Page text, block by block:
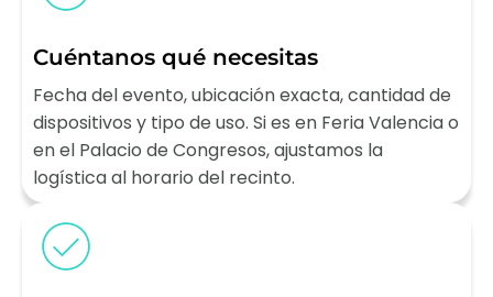
Cuéntanos qué necesitas
Fecha del evento, ubicación exacta, cantidad de
dispositivos y tipo de uso. Si es en Feria Valencia o
en el Palacio de Congresos, ajustamos la
logística al horario del recinto.